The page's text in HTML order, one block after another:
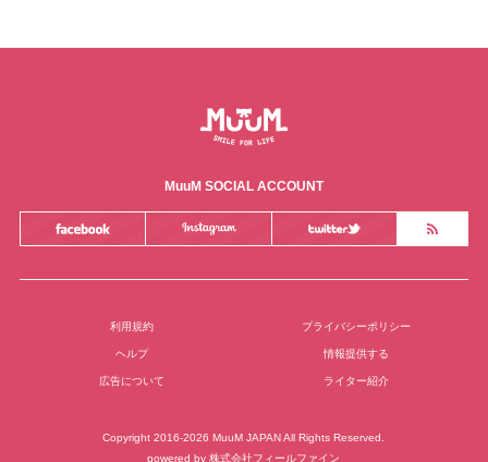
MuuM SOCIAL ACCOUNT
利用規約 プライバシーポリシー
ヘルプ 情報提供する
広告について ライター紹介
Copyright 2016-2026 MuuM JAPAN All Rights Reserved.
powered by株式会社フィールファイン